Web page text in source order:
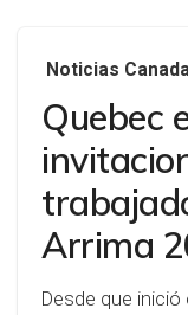
Noticias
Quebec
Arrima
Desde que